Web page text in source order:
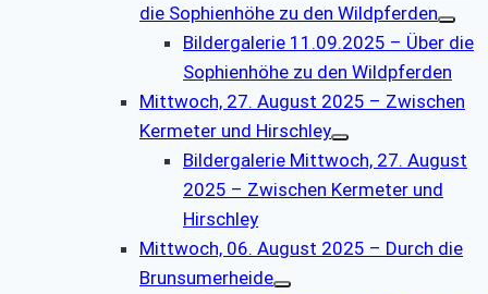
die Sophienhöhe zu den Wildpferden
Bildergalerie 11.09.2025 – Über die
Sophienhöhe zu den Wildpferden
Mittwoch, 27. August 2025 – Zwischen
Kermeter und Hirschley
Bildergalerie Mittwoch, 27. August
2025 – Zwischen Kermeter und
Hirschley
Mittwoch, 06. August 2025 – Durch die
Brunsumerheide